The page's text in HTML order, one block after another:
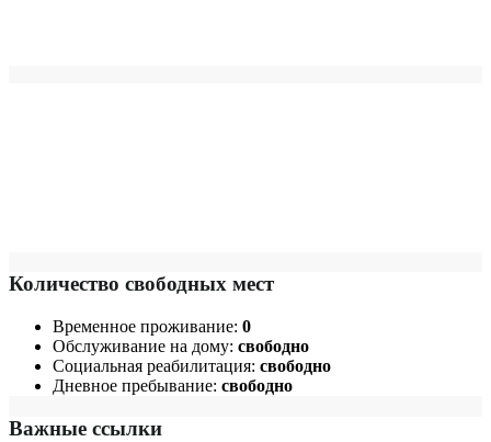
Количество свободных мест
Временное проживание: 0
Обслуживание на дому: свободно
Социальная реабилитация: свободно
Дневное пребывание: свободно
Важные ссылки